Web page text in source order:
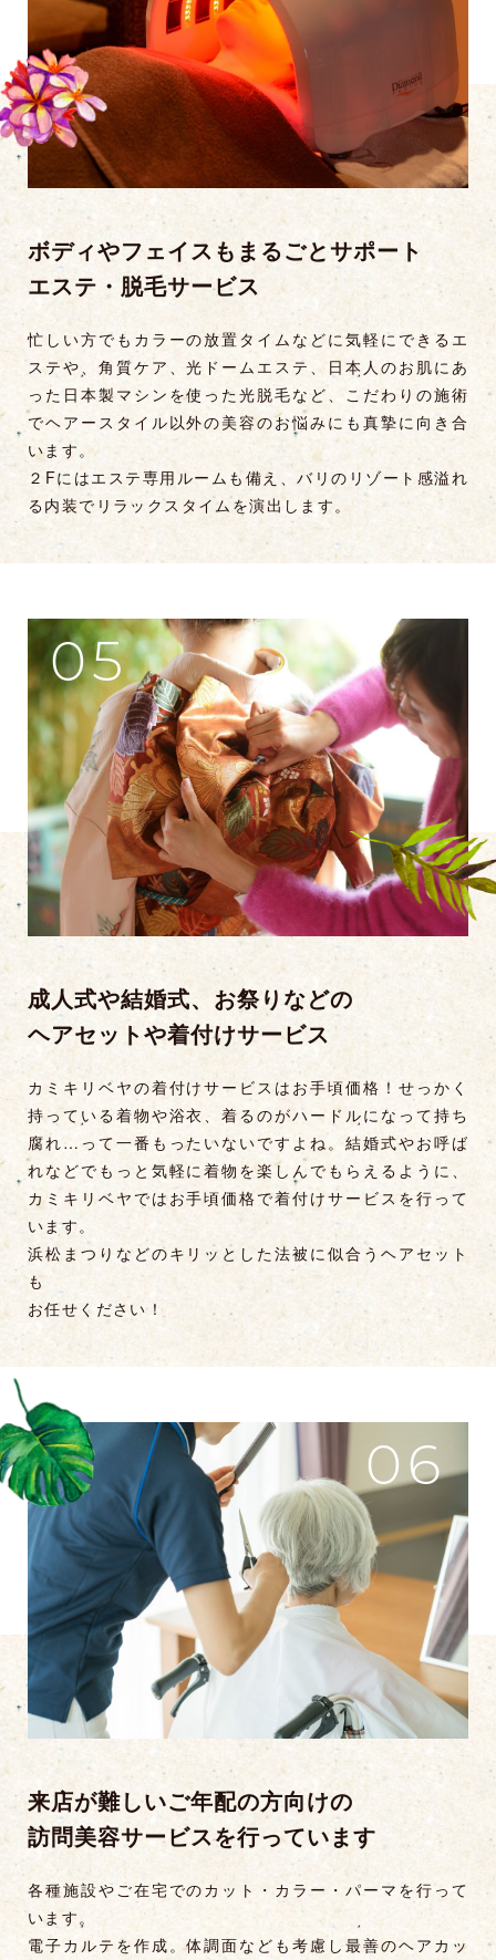
ボディやフェイスもまるごとサポート
エステ・脱毛サービス
忙しい方でもカラーの放置タイムなどに気軽にできるエ
ステや、角質ケア、光ドームエステ、日本人のお肌にあ
った日本製マシンを使った光脱毛など、こだわりの施術
でヘアースタイル以外の美容のお悩みにも真摯に向き合
います。
２Fにはエステ専用ルームも備え、バリのリゾート感溢れ
る内装でリラックスタイムを演出します。
05
成人式や結婚式、お祭りなどの
ヘアセットや着付けサービス
カミキリベヤの着付けサービスはお手頃価格！せっかく
持っている着物や浴衣、着るのがハードルになって持ち
腐れ…って一番もったいないですよね。結婚式やお呼ば
れなどでもっと気軽に着物を楽しんでもらえるように、
カミキリベヤではお手頃価格で着付けサービスを行って
います。
浜松まつりなどのキリッとした法被に似合うヘアセット
も
お任せください！
06
来店が難しいご年配の方向けの
訪問美容サービスを行っています
各種施設やご在宅でのカット・カラー・パーマを行って
います。
電子カルテを作成。体調面なども考慮し最善のヘアカッ